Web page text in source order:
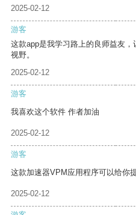
2025-02-12
游客
这款app是我学习路上的良师益友
视野。
2025-02-12
游客
我喜欢这个软件 作者加油
2025-02-12
游客
这款加速器VPM应用程序可以给你
2025-02-12